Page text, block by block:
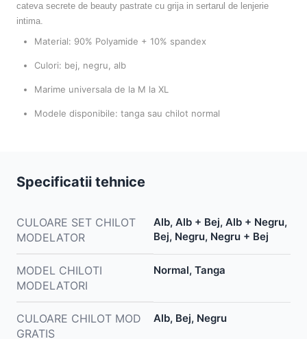
cateva secrete de beauty pastrate cu grija in sertarul de lenjerie
intima.
Material: 90% Polyamide + 10% spandex
Culori: bej, negru, alb
Marime universala de la M la XL
Modele disponibile: tanga sau chilot normal
Specificatii tehnice
CULOARE SET CHILOT
MODELATOR
Alb, Alb + Bej, Alb + Negru,
Bej, Negru, Negru + Bej
MODEL CHILOTI
MODELATORI
Normal, Tanga
CULOARE CHILOT MOD
GRATIS
Alb, Bej, Negru